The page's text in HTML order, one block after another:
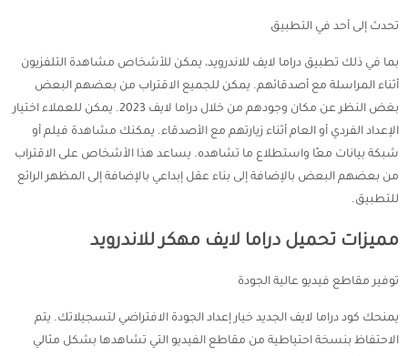
تحدث إلى أحد في التطبيق
بما في ذلك تطبيق دراما لايف للاندرويد، يمكن للأشخاص مشاهدة التلفزيون
أثناء المراسلة مع أصدقائهم. يمكن للجميع الاقتراب من بعضهم البعض
بغض النظر عن مكان وجودهم من خلال دراما لايف 2023. يمكن للعملاء اختيار
الإعداد الفردي أو العام أثناء زيارتهم مع الأصدقاء. يمكنك مشاهدة فيلم أو
شبكة بيانات معًا واستطلاع ما تشاهده. يساعد هذا الأشخاص على الاقتراب
من بعضهم البعض بالإضافة إلى بناء عقل إبداعي بالإضافة إلى المظهر الرائع
للتطبيق.
مميزات تحميل دراما لايف مهكر للاندرويد
توفير مقاطع فيديو عالية الجودة
يمنحك كود دراما لايف الجديد خيار إعداد الجودة الافتراضي لتسجيلاتك. يتم
الاحتفاظ بنسخة احتياطية من مقاطع الفيديو التي تشاهدها بشكل مثالي